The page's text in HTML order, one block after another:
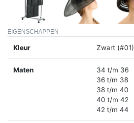
EIGENSCHAPPEN
Kleur Zwart (#01)
Maten
34 t/m 36
36 t/m 38
38 t/m 40
40 t/m 42
42 t/m 44